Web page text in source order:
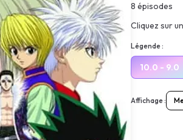
8 épisodes
Cliquez sur
Légende :
10.0 - 9.0
Affichage :